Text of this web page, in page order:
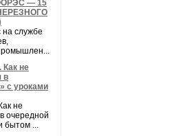
— 15
службе
не
в
с уроками
не
очередной
бытом ...